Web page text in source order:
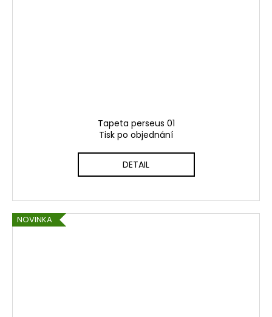
Tapeta perseus 01
Tisk po objednání
DETAIL
NOVINKA